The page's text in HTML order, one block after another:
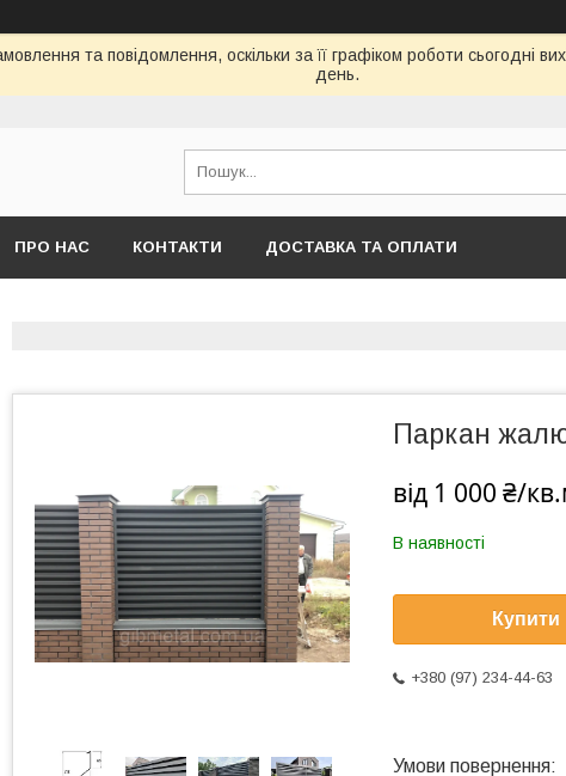
та повідомлення, оскільки за її графіком роботи сьогодні
день.
ПРО НАС КОНТАКТИ ДОСТАВКА ТА ОПЛАТИ
Паркан
від 1 000 ₴/
В наявності
Купити
+380 (97) 234-44-63